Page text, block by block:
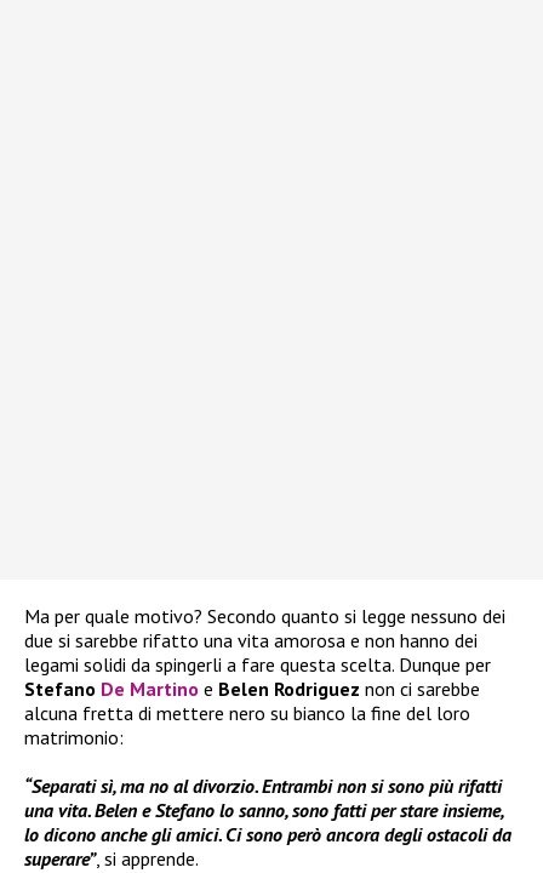
Ma per quale motivo? Secondo quanto si legge nessuno dei
due si sarebbe rifatto una vita amorosa e non hanno dei
legami solidi da spingerli a fare questa scelta. Dunque per
Stefano De Martino e Belen Rodriguez non ci sarebbe
alcuna fretta di mettere nero su bianco la fine del loro
matrimonio:
“Separati sì, ma no al divorzio. Entrambi non si sono più rifatti
una vita. Belen e Stefano lo sanno, sono fatti per stare insieme,
lo dicono anche gli amici. Ci sono però ancora degli ostacoli da
superare”, si apprende.